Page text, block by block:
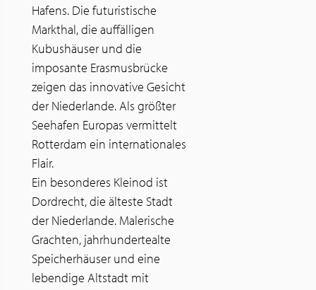
Hafens. Die futuristische
Markthal, die auffälligen
Kubushäuser und die
imposante Erasmusbrücke
zeigen das innovative Gesicht
der Niederlande. Als größter
Seehafen Europas vermittelt
Rotterdam ein internationales
Flair.
Ein besonderes Kleinod ist
Dordrecht, die älteste Stadt
der Niederlande. Malerische
Grachten, jahrhundertealte
Speicherhäuser und eine
lebendige Altstadt mit